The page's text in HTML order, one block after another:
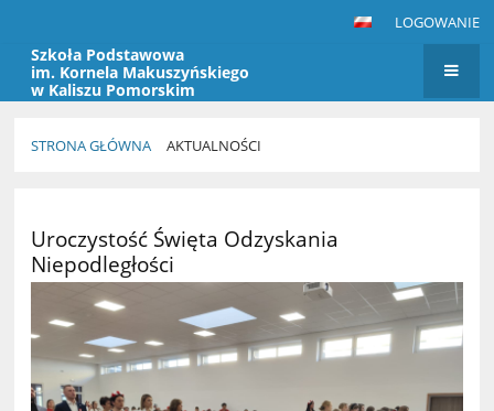
LOGOWANIE
Szkoła Podstawowa
im. Kornela Makuszyńskiego
w Kaliszu Pomorskim
STRONA GŁÓWNA AKTUALNOŚCI
Uroczystość Święta Odzyskania
Niepodległości